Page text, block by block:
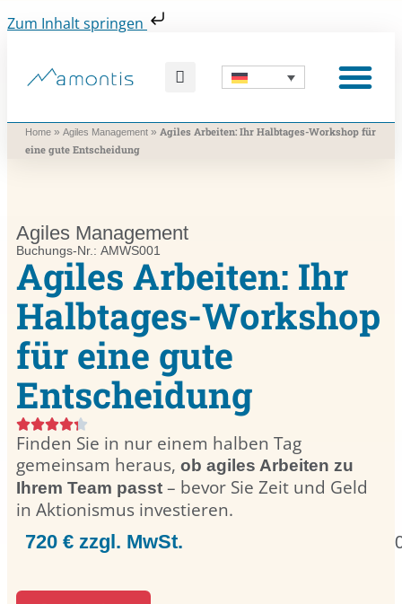
Zum Inhalt springen
Home » Agiles Management » Agiles Arbeiten: Ihr Halbtages-Workshop für
eine gute Entscheidung
Agiles Management
Buchungs-Nr.: AMWS001
Agiles Arbeiten: Ihr
Halbtages-Workshop
für eine gute
Entscheidung
Finden Sie in nur einem halben Tag
gemeinsam heraus, ob agiles Arbeiten zu
Ihrem Team passt – bevor Sie Zeit und Geld
in Aktionismus investieren.
720 € zzgl. MwSt.